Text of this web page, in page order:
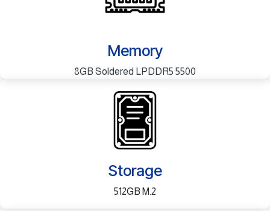
Memory
8GB Soldered LPDDR5 5500
Storage
512GB M.2